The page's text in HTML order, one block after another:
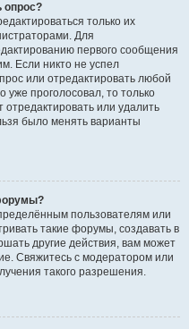
опрос?
только их
Для
первого сообщения
Если никто не успел
или отредактировать любой
уже проголосовал, то только
или удалить
было менять варианты
пользователям или
такие форумы, создавать в
другие действия, вам может
Свяжитесь с модератором или
такого разрешения.